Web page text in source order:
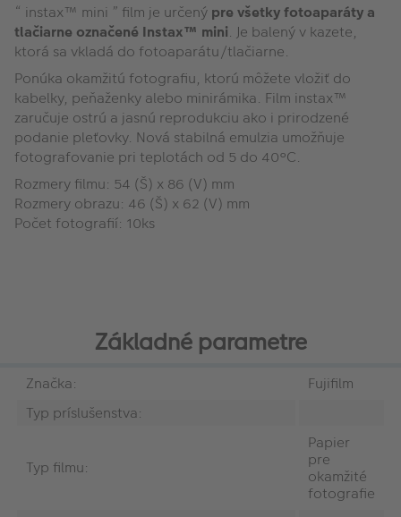
“ instax™ mini ” film je určený pre všetky fotoaparáty a
tlačiarne označené Instax™ mini. Je balený v kazete,
ktorá sa vkladá do fotoaparátu/tlačiarne.
Ponúka okamžitú fotografiu, ktorú môžete vložiť do
kabelky, peňaženky alebo minirámika. Film instax™
zaručuje ostrú a jasnú reprodukciu ako i prirodzené
podanie pleťovky. Nová stabilná emulzia umožňuje
fotografovanie pri teplotách od 5 do 40°C.
Rozmery filmu: 54 (Š) x 86 (V) mm
Rozmery obrazu: 46 (Š) x 62 (V) mm
Počet fotografií: 10ks
Základné parametre
Značka:
Fujifilm
Typ príslušenstva:
Typ filmu:
Papier
pre
okamžité
fotografie